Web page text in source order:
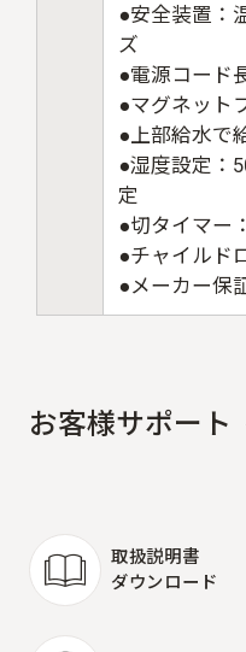
●安全装置：
ズ
●電源コード
●マグネット
●上部給水で
●湿度設定：
定
●切タイマー
●チャイルド
●メーカー保
お客様サポー ト
取扱説明書
ダウンロード